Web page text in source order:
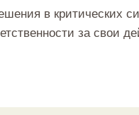
в критических
за свои